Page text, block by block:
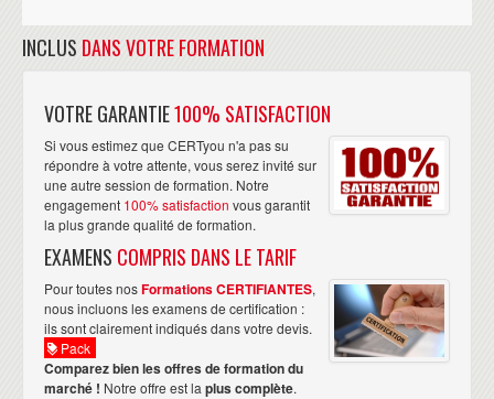
INCLUS DANS VOTRE FORMATION
VOTRE GARANTIE100% SATISFACTION
Si vous estimez que CERTyou n'a pas su
répondre à votre attente, vous serez invité sur
une autre session de formation. Notre
engagement 100% satisfaction vous garantit
la plus grande qualité de formation.
EXAMENS COMPRIS DANS LE TARIF
Pour toutes nosFormations CERTIFIANTES,
nous incluons les examens de certification :
ils sont clairement indiqués dans votre devis.
Pack
Comparez bien les offres de formation du
marché ! Notre offre est la plus complète.